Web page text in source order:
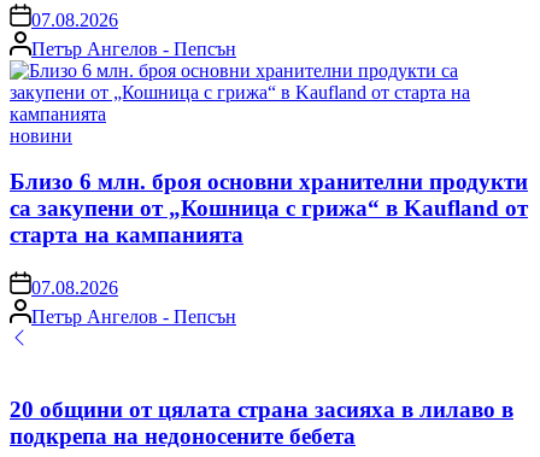
on07.08.2026
Posted
by
Петър Ангелов - Пепсън
Posted
новини
Близо 6 млн. броя основни хранителни продукти
са закупени от „Кошница с грижа“ в Kaufland от
старта на кампанията
on07.08.2026
Posted
by
Петър Ангелов - Пепсън
20 общини от цялата страна засияха в лилаво в
подкрепа на недоносените бебета